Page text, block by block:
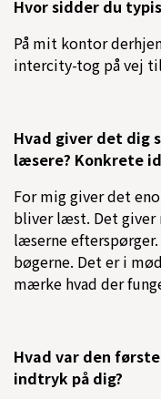
Hvor sidder du
På mit kontor
intercity-tog på vej
Hvad giver det dig
læsere? Konkrete
For mig giver det
bliver læst. Det giver
læserne efterspørger.
bøgerne. Det er i
mærke hvad der
Hvad var den
indtryk på dig?